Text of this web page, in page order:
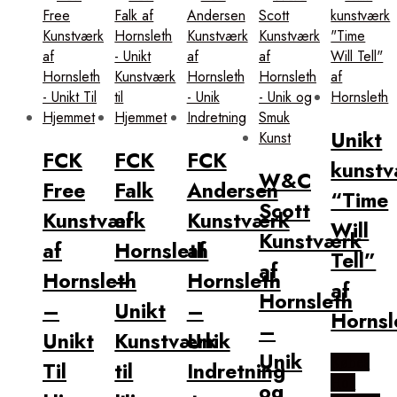
FCK
Free
Kunstværk
af
Hornsleth
–
Unikt
Til
FCK
Falk
af
Hornsleth
–
Unikt
Kunstværk
til
FCK
Andersen
Kunstværk
af
Hornsleth
–
Unik
Indretning
W&C
Scott
Kunstværk
af
Hornsleth
–
Unik
Unikt
“Time
Will
Tell”
af